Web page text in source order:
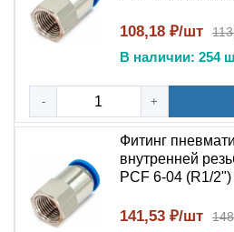
Сравнение с аналогами
происхождения, фитинг
применением качественной
для корпуса и уплотнений из
обеспечивает надежность
долговечность соединения при
перестыковках . Точность
уплотнительных поверхностей
108,18 ₽/шт
В наличии: 254
- +
Фитинг
внутренней
PCF 6-04 (R1/2")
141,53 ₽/шт